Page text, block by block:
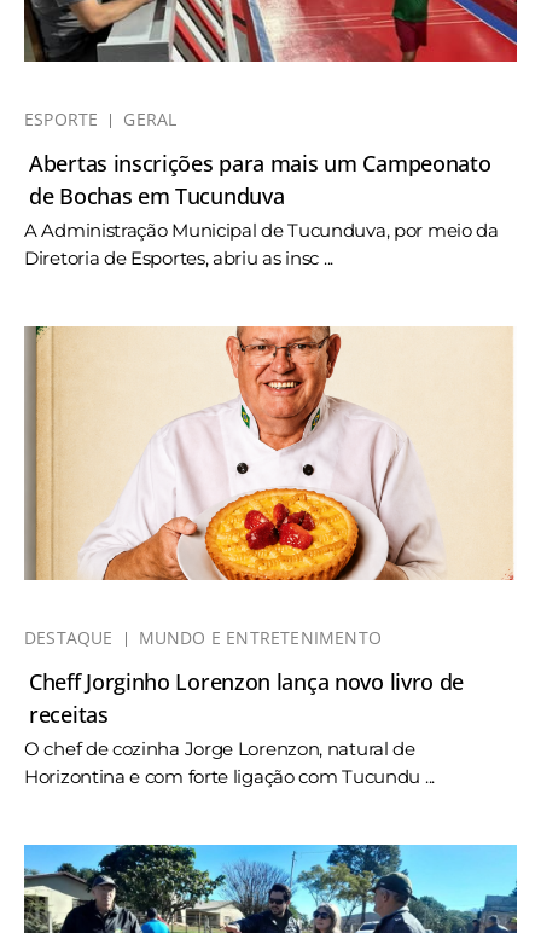
ESPORTE GERAL
Abertas inscrições para mais um Campeonato
de Bochas em Tucunduva
A Administração Municipal de Tucunduva, por meio da
Diretoria de Esportes, abriu as insc ...
DESTAQUE MUNDO E ENTRETENIMENTO
Cheff Jorginho Lorenzon lança novo livro de
receitas
O chef de cozinha Jorge Lorenzon, natural de
Horizontina e com forte ligação com Tucundu ...